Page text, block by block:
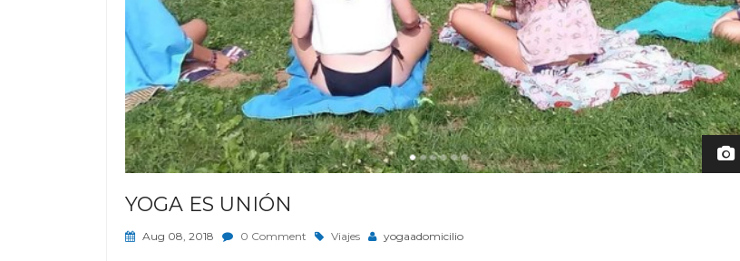
YOGA ES UNIÓN
Aug 08, 2018 0 Comment Viajes yogaadomicilio